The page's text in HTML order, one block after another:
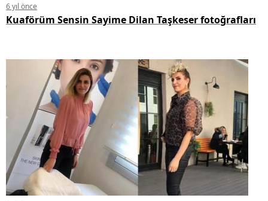
6 yıl önce
Kuaförüm Sensin Sayime Dilan Taşkeser fotoğrafları